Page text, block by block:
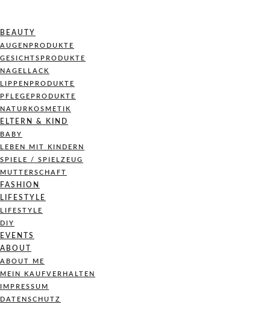
BEAUTY
AUGENPRODUKTE
GESICHTSPRODUKTE
NAGELLACK
LIPPENPRODUKTE
PFLEGEPRODUKTE
NATURKOSMETIK
ELTERN & KIND
BABY
LEBEN MIT KINDERN
SPIELE / SPIELZEUG
MUTTERSCHAFT
FASHION
LIFESTYLE
LIFESTYLE
DIY
EVENTS
ABOUT
ABOUT ME
MEIN KAUFVERHALTEN
IMPRESSUM
DATENSCHUTZ